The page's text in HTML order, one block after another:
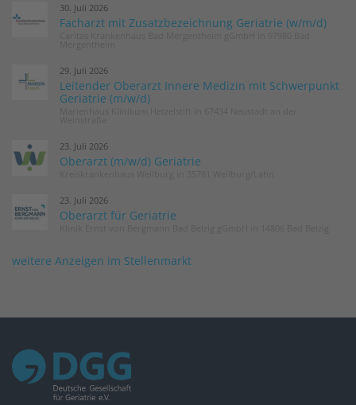
30. Juli 2026
Facharzt mit Zusatzbezeichnung Geriatrie (w/m/d)
29. Juli 2026
Leitender Oberarzt Innere Medizin mit Schwerpunkt
Geriatrie (m/w/d)
23. Juli 2026
Oberarzt (m/w/d) Geriatrie
23. Juli 2026
Oberarzt für Geriatrie
weitere Anzeigen im Stellenmarkt